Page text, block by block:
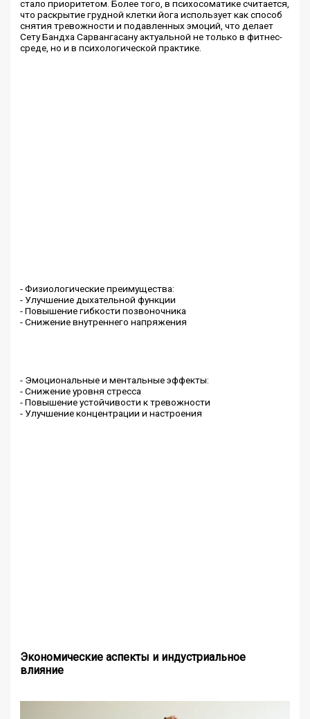
стало приоритетом. Более того, в психосоматике считается,
что раскрытие грудной клетки йога использует как способ
снятия тревожности и подавленных эмоций, что делает
Сету Бандха Сарвангасану актуальной не только в фитнес-
среде, но и в психологической практике.
- Физиологические преимущества:
- Улучшение дыхательной функции
- Повышение гибкости позвоночника
- Снижение внутреннего напряжения
- Эмоциональные и ментальные эффекты:
- Снижение уровня стресса
- Повышение устойчивости к тревожности
- Улучшение концентрации и настроения
Экономические аспекты и индустриальное
влияние